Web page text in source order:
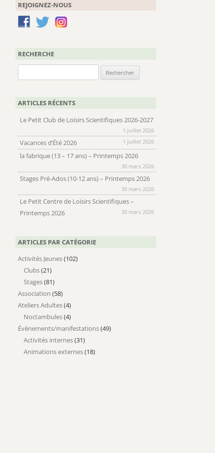
REJOIGNEZ-NOUS
RECHERCHE
ARTICLES RÉCENTS
Le Petit Club de Loisirs Scientifiques 2026-2027
1 juillet 2026
Vacances d’Été 2026 1 juillet 2026
la fabrique (13 – 17 ans) – Printemps 2026
30 mars 2026
Stages Pré-Ados (10-12 ans) – Printemps 2026
30 mars 2026
Le Petit Centre de Loisirs Scientifiques –
Printemps 2026
30 mars 2026
ARTICLES PAR CATÉGORIE
Activités Jeunes(102)
Clubs(21)
Stages(81)
Association (58)
Ateliers Adultes(4)
Noctambules(4)
Évènements/manifestations(49)
Activités internes(31)
Animations externes(18)